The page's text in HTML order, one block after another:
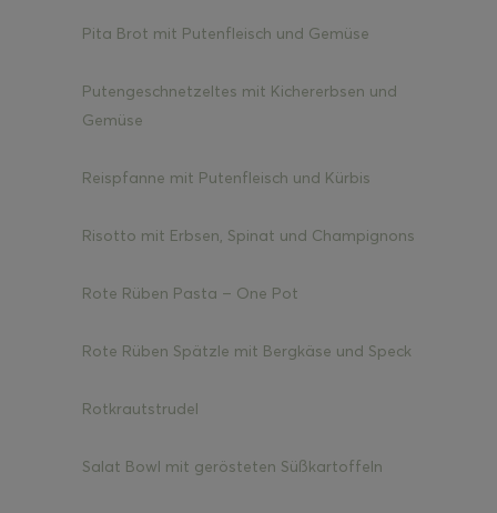
Pita Brot mit Putenfleisch und Gemüse
Putengeschnetzeltes mit Kichererbsen und
Gemüse
Reispfanne mit Putenfleisch und Kürbis
Risotto mit Erbsen, Spinat und Champignons
Rote Rüben Pasta – One Pot
Rote Rüben Spätzle mit Bergkäse und Speck
Rotkrautstrudel
Salat Bowl mit gerösteten Süßkartoffeln